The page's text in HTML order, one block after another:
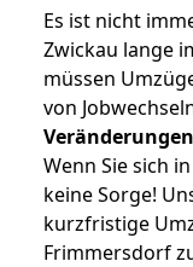
Es ist nicht
Zwickau lange
müssen
von
Wenn Sie sich
keine Sorge!
kurzfristige
Frimmersdorf